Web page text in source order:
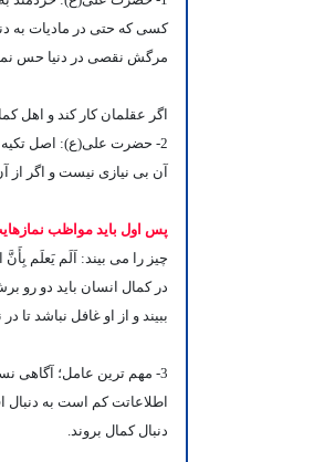
کسی که حتی در مادیات به
مرگش نقصی در دنیا حس نمی
اگر عقلمان کار کند و اهل
2- حضرت علی(ع): اصل تکیه
آن بی نیازی نیست و اگر
پس اول باید مواظب
چیز را می بیند: اَلَم یَعلَم بِأَنَّ
در کمال انسان باید دو رو
ببیند و از او غافل نباشد تا
3- مهم ترین عامل؛ آگاهی نسبت به نقص:
اطلاعاتت کم است به دنبال
دنبال کمال بروند.